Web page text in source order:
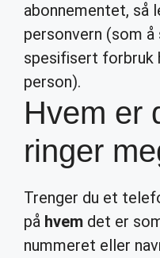
abonnementet, så
personvern (som
spesifisert forbruk
person).
Hvem er
ringer
Trenger du et
på hvem det er
nummeret eller